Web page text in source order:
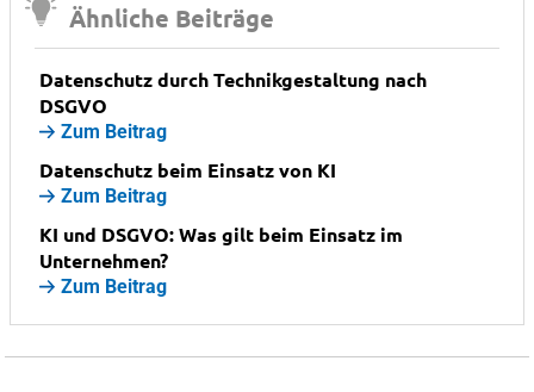
Ähnliche Beiträge
Datenschutz durch Technikgestaltung nach
DSGVO
Zum Beitrag
Datenschutz beim Einsatz von KI
Zum Beitrag
KI und DSGVO: Was gilt beim Einsatz im
Unternehmen?
Zum Beitrag